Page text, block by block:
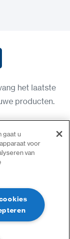
het laatste
producten.
gaat u
voor
van